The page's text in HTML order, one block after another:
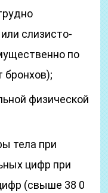
слизисто-
по
бронхов);
физической
тела при
цифр при
(свыше 38 0